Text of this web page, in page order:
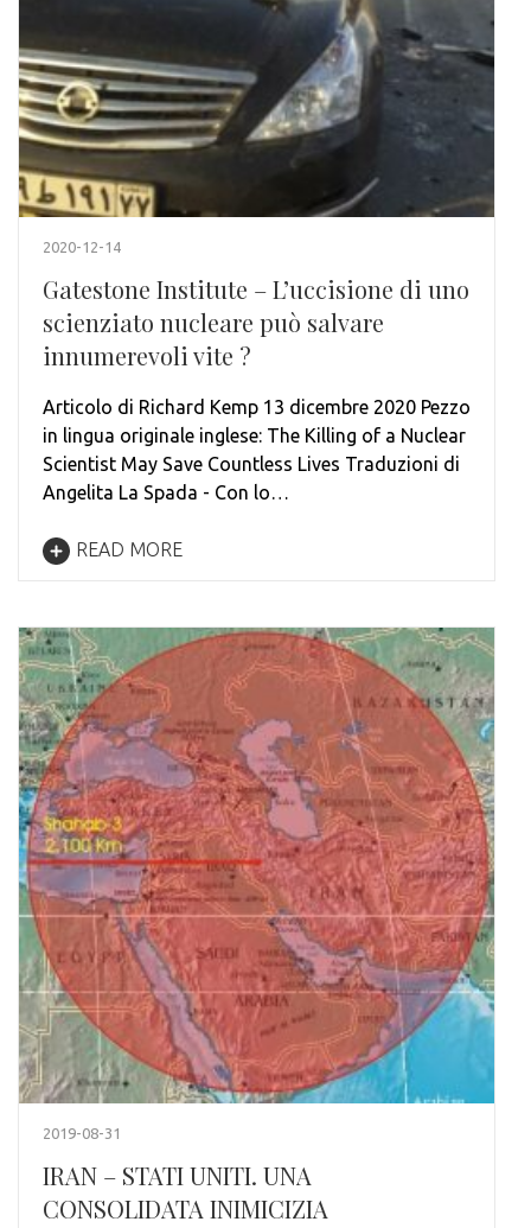
2020-12-14
Gatestone Institute – L’uccisione di uno
scienziato nucleare può salvare
innumerevoli vite ?
Articolo di Richard Kemp 13 dicembre 2020 Pezzo
in lingua originale inglese: The Killing of a Nuclear
Scientist May Save Countless Lives Traduzioni di
Angelita La Spada - Con lo…
READ MORE
2019-08-31
IRAN – STATI UNITI. UNA
CONSOLIDATA INIMICIZIA